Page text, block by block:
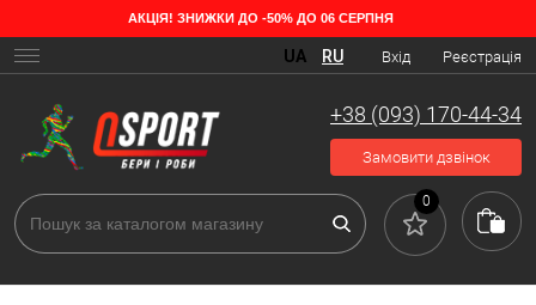
АКЦІЯ! ЗНИЖКИ ДО -50% ДО 06 СЕРПНЯ
Вхід Реєстрація
UA RU
+38 (093) 170-44-34
Замовити дзвінок
0